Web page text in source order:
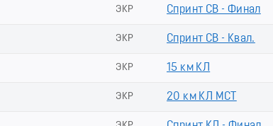
ЭКР Спринт СВ - Финал
ЭКР Спринт СВ - Квал.
ЭКР 15 км КЛ
ЭКР 20 км КЛ МСТ